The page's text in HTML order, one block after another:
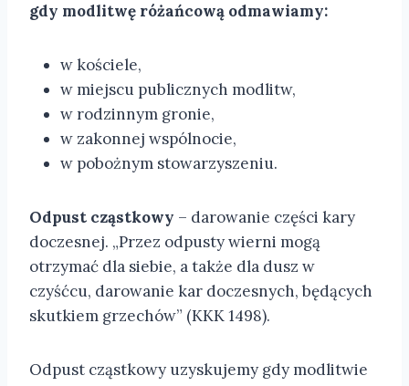
gdy modlitwę różańcową odmawiamy:
w kościele,
w miejscu publicznych modlitw,
w rodzinnym gronie,
w zakonnej wspólnocie,
w pobożnym stowarzyszeniu.
Odpust cząstkowy – darowanie części kary
doczesnej. „Przez odpusty wierni mogą
otrzymać dla siebie, a także dla dusz w
czyśćcu, darowanie kar doczesnych, będących
skutkiem grzechów” (KKK 1498).
Odpust cząstkowy uzyskujemy gdy modlitwie